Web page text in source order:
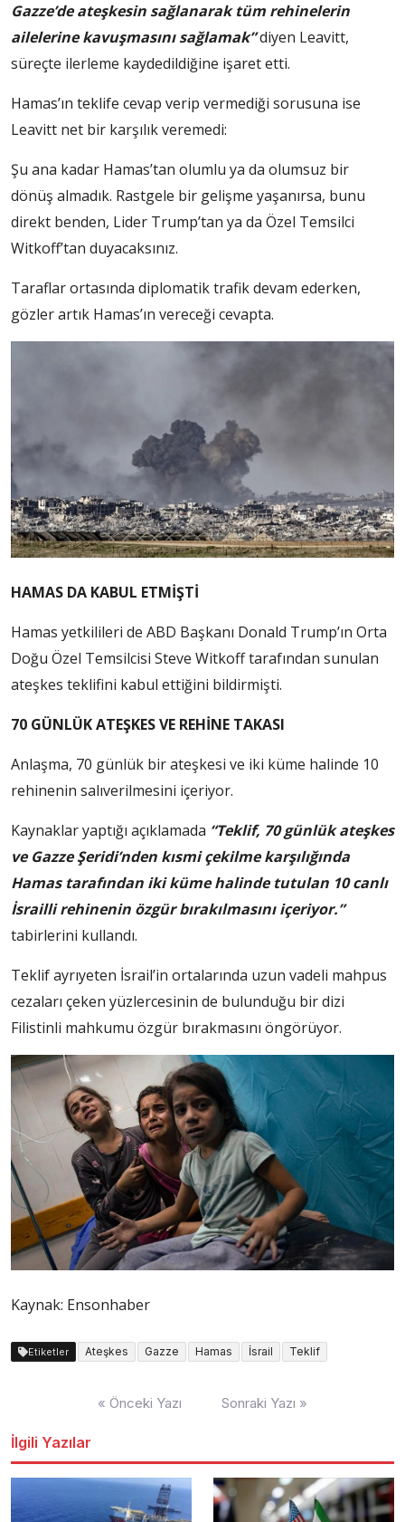
Gazze’de ateşkesin sağlanarak tüm rehinelerin
ailelerine kavuşmasını sağlamak”diyen Leavitt,
süreçte ilerleme kaydedildiğine işaret etti.
Hamas’ın teklife cevap verip vermediği sorusuna ise
Leavitt net bir karşılık veremedi:
Şu ana kadar Hamas’tan olumlu ya da olumsuz bir
dönüş almadık. Rastgele bir gelişme yaşanırsa, bunu
direkt benden, Lider Trump’tan ya da Özel Temsilci
Witkoff’tan duyacaksınız.
Taraflar ortasında diplomatik trafik devam ederken,
gözler artık Hamas’ın vereceği cevapta.
HAMAS DA KABUL ETMİŞTİ
Hamas yetkilileri de ABD Başkanı Donald Trump’ın Orta
Doğu Özel Temsilcisi Steve Witkoff tarafından sunulan
ateşkes teklifini kabul ettiğini bildirmişti.
70 GÜNLÜK ATEŞKES VE REHİNE TAKASI
Anlaşma, 70 günlük bir ateşkesi ve iki küme halinde 10
rehinenin salıverilmesini içeriyor.
Kaynaklar yaptığı açıklamada “Teklif, 70 günlük ateşkes
ve Gazze Şeridi’nden kısmi çekilme karşılığında
Hamas tarafından iki küme halinde tutulan 10 canlı
İsrailli rehinenin özgür bırakılmasını içeriyor.”
tabirlerini kullandı.
Teklif ayrıyeten İsrail’in ortalarında uzun vadeli mahpus
cezaları çeken yüzlercesinin de bulunduğu bir dizi
Filistinli mahkumu özgür bırakmasını öngörüyor.
Kaynak: Ensonhaber
Etiketler Ateşkes Gazze Hamas İsrail Teklif
« Önceki Yazı Sonraki Yazı »
İlgili Yazılar